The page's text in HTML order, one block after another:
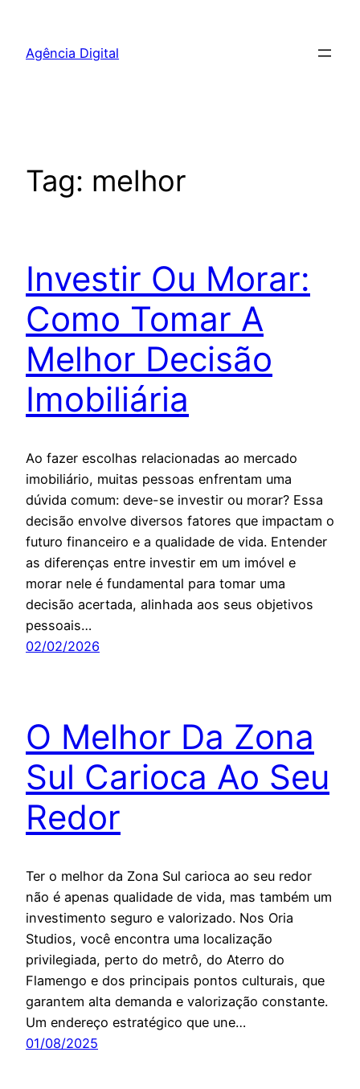
Agência Digital
Tag: melhor
Investir Ou Morar:
Como Tomar A
Melhor Decisão
Imobiliária
Ao fazer escolhas relacionadas ao mercado
imobiliário, muitas pessoas enfrentam uma
dúvida comum: deve-se investir ou morar? Essa
decisão envolve diversos fatores que impactam o
futuro financeiro e a qualidade de vida. Entender
as diferenças entre investir em um imóvel e
morar nele é fundamental para tomar uma
decisão acertada, alinhada aos seus objetivos
pessoais…
02/02/2026
O Melhor Da Zona
Sul Carioca Ao Seu
Redor
Ter o melhor da Zona Sul carioca ao seu redor
não é apenas qualidade de vida, mas também um
investimento seguro e valorizado. Nos Oria
Studios, você encontra uma localização
privilegiada, perto do metrô, do Aterro do
Flamengo e dos principais pontos culturais, que
garantem alta demanda e valorização constante.
Um endereço estratégico que une…
01/08/2025